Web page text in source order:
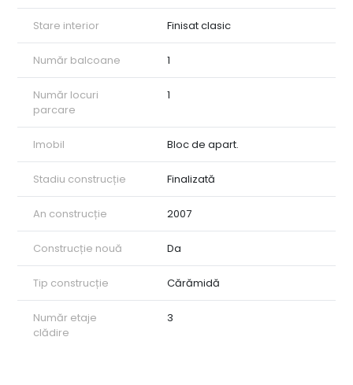
Stare interior Finisat clasic
Număr balcoane 1
Număr locuri
parcare
1
Imobil Bloc de apart.
Stadiu construcție Finalizată
An construcție 2007
Construcție nouă Da
Tip construcție Cărămidă
Număr etaje
clădire
3